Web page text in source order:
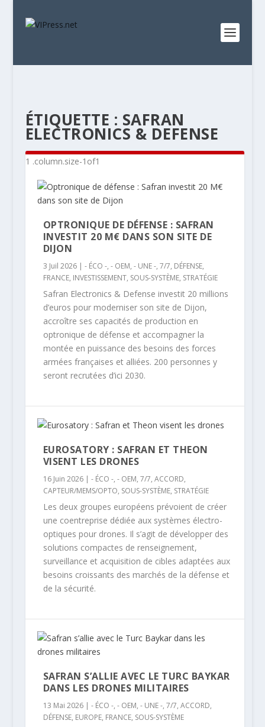
ÉTIQUETTE : SAFRAN
ELECTRONICS & DEFENSE
OPTRONIQUE DE DÉFENSE : SAFRAN
INVESTIT 20 M€ DANS SON SITE DE
DIJON
3 Juil 2026| - ÉCO -, - OEM, - UNE -, 7/7, DÉFENSE,
FRANCE, INVESTISSEMENT, SOUS-SYSTÈME, STRATÉGIE
Safran Electronics & Defense investit 20 millions
d’euros pour moderniser son site de Dijon,
accroître ses capacités de production en
optronique de défense et accompagner la
montée en puissance des besoins des forces
armées françaises et alliées. 200 personnes y
seront recrutées d’ici 2030.
EUROSATORY : SAFRAN ET THEON
VISENT LES DRONES
16 Juin 2026| - ÉCO -, - OEM, 7/7, ACCORD,
CAPTEUR/MEMS/OPTO, SOUS-SYSTÈME, STRATÉGIE
Les deux groupes européens prévoient de créer
une coentreprise dédiée aux systèmes électro-
optiques pour drones. Il s’agit de développer des
solutions compactes de renseignement,
surveillance et acquisition de cibles adaptées aux
besoins croissants des marchés de la défense et
de la sécurité.
SAFRAN S’ALLIE AVEC LE TURC BAYKAR
DANS LES DRONES MILITAIRES
13 Mai 2026| - ÉCO -, - OEM, - UNE -, 7/7, ACCORD,
DÉFENSE, EUROPE, FRANCE, SOUS-SYSTÈME